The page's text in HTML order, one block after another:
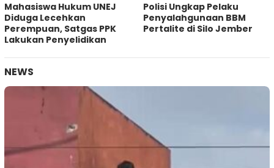
Mahasiswa Hukum UNEJ
Diduga Lecehkan
Perempuan, Satgas PPK
Lakukan Penyelidikan
Polisi Ungkap Pelaku
Penyalahgunaan BBM
Pertalite di Silo Jember
NEWS